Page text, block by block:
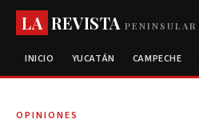
LA REVISTAPENINSULAR
INICIO YUCATÁN CAMPECHE
OPINIONES